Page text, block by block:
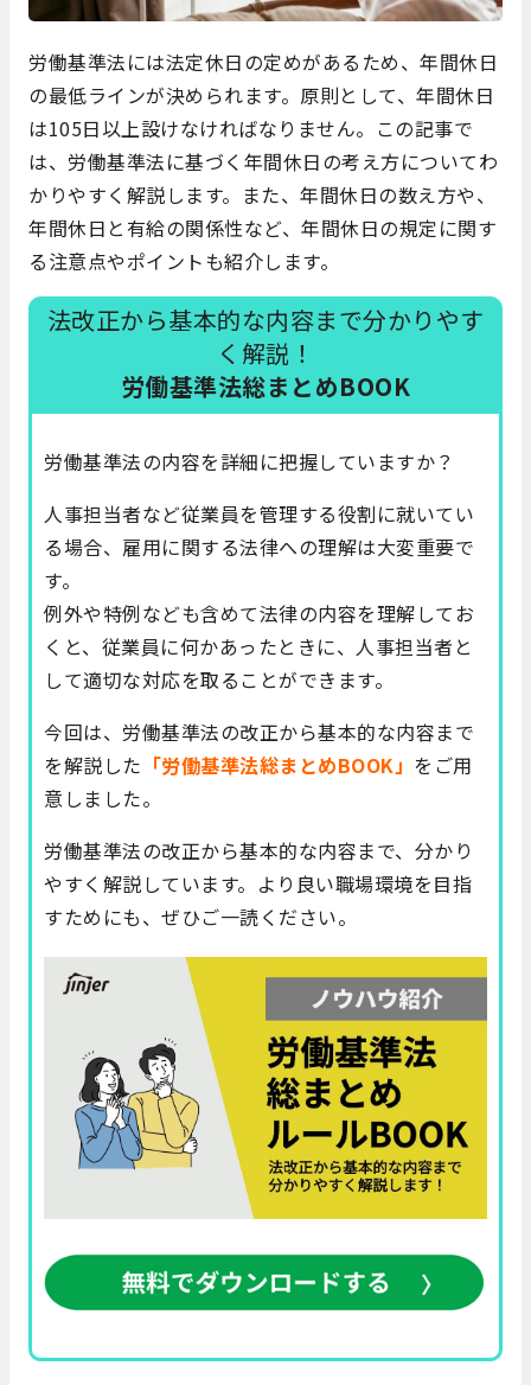
労働基準法には法定休日の定めがあるため、年間休日
の最低ラインが決められます。原則として、年間休日
は105日以上設けなければなりません。この記事で
は、労働基準法に基づく年間休日の考え方についてわ
かりやすく解説します。また、年間休日の数え方や、
年間休日と有給の関係性など、年間休日の規定に関す
る注意点やポイントも紹介します。
法改正から基本的な内容まで分かりやす
く解説！
労働基準法総まとめBOOK
労働基準法の内容を詳細に把握していますか？
人事担当者など従業員を管理する役割に就いてい
る場合、雇用に関する法律への理解は大変重要で
す。
例外や特例なども含めて法律の内容を理解してお
くと、従業員に何かあったときに、人事担当者と
して適切な対応を取ることができます。
今回は、労働基準法の改正から基本的な内容まで
を解説した 「労働基準法総まとめBOOK」 をご用
意しました。
労働基準法の改正から基本的な内容まで、分かり
やすく解説しています。より良い職場環境を目指
すためにも、ぜひご一読ください。